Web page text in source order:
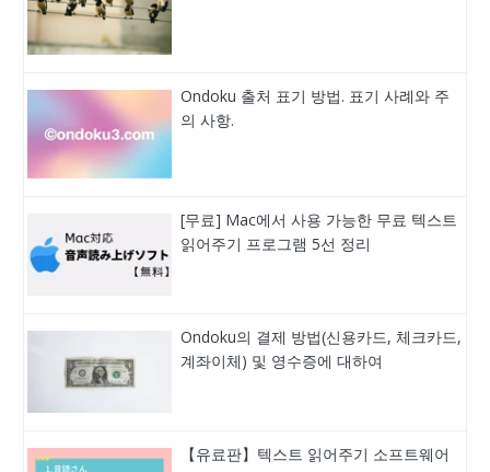
Ondoku 출처 표기 방법. 표기 사례와 주
의 사항.
[무료] Mac에서 사용 가능한 무료 텍스트
읽어주기 프로그램 5선 정리
Ondoku의 결제 방법(신용카드, 체크카드,
계좌이체) 및 영수증에 대하여
【유료판】텍스트 읽어주기 소프트웨어